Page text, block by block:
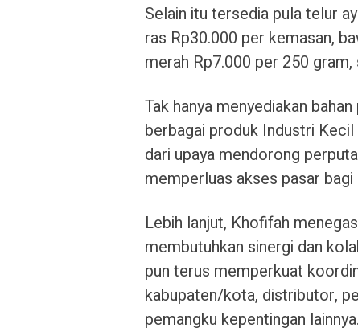
Selain itu tersedia pula telur
ras Rp30.000 per kemasan,
merah Rp7.000 per 250
Tak hanya menyediakan
berbagai produk Industri
dari upaya mendorong
memperluas akses pasar bagi
Lebih lanjut, Khofifah
membutuhkan sinergi dan
pun terus memperkuat
kabupaten/kota, distributor,
pemangku kepentingan lainnya.